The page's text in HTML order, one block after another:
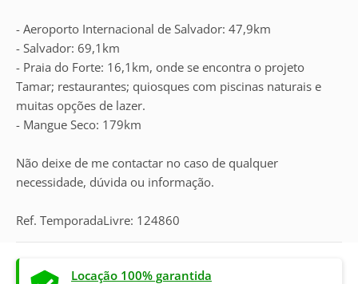
- Aeroporto Internacional de Salvador: 47,9km
- Salvador: 69,1km
- Praia do Forte: 16,1km, onde se encontra o projeto
Tamar; restaurantes; quiosques com piscinas naturais e
muitas opções de lazer.
- Mangue Seco: 179km
Não deixe de me contactar no caso de qualquer
necessidade, dúvida ou informação.
Ref. TemporadaLivre: 124860
Locação 100% garantida